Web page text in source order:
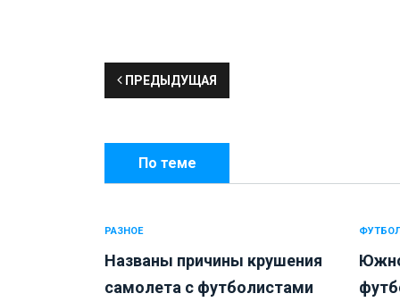
ПРЕДЫДУЩАЯ
По теме
РАЗНОЕ
Названы причины крушения
самолета с футболистами
ФУТБОЛ